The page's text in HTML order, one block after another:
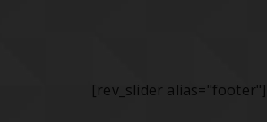
[rev_slider alias="footer"]